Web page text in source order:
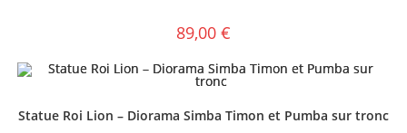
89,00 €
Statue Roi Lion – Diorama Simba Timon et Pumba sur tronc